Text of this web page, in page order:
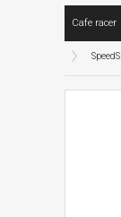
Cafe racer